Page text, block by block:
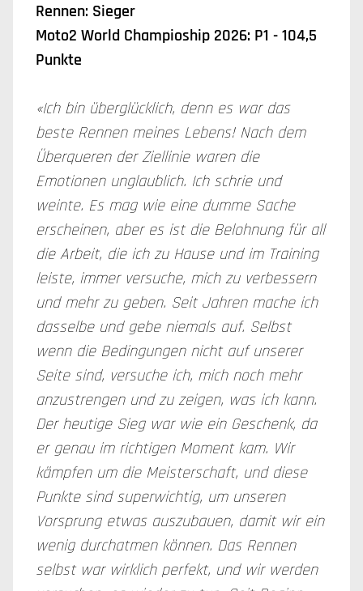
Rennen: Sieger
Moto2 World Champioship 2026: P1 - 104,5
Punkte
«Ich bin überglücklich, denn es war das
beste Rennen meines Lebens! Nach dem
Überqueren der Ziellinie waren die
Emotionen unglaublich. Ich schrie und
weinte. Es mag wie eine dumme Sache
erscheinen, aber es ist die Belohnung für all
die Arbeit, die ich zu Hause und im Training
leiste, immer versuche, mich zu verbessern
und mehr zu geben. Seit Jahren mache ich
dasselbe und gebe niemals auf. Selbst
wenn die Bedingungen nicht auf unserer
Seite sind, versuche ich, mich noch mehr
anzustrengen und zu zeigen, was ich kann.
Der heutige Sieg war wie ein Geschenk, da
er genau im richtigen Moment kam. Wir
kämpfen um die Meisterschaft, und diese
Punkte sind superwichtig, um unseren
Vorsprung etwas auszubauen, damit wir ein
wenig durchatmen können. Das Rennen
selbst war wirklich perfekt, und wir werden